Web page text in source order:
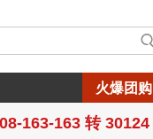
火爆团购
163-163 转 30124